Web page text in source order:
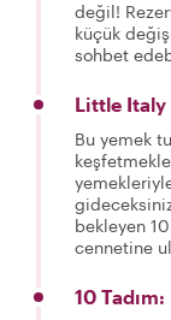
değil!
küçük
sohbet
Little Italy
Bu yemek
bekleyen
cennetine
10 Tadım: